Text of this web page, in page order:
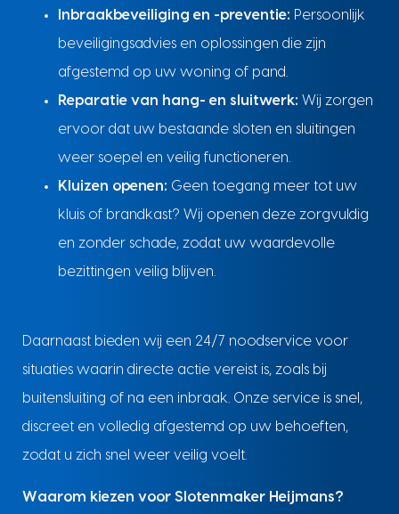
Inbraakbeveiliging en -preventie: Persoonlijk
beveiligingsadvies en oplossingen die zijn
afgestemd op uw woning of pand.
Reparatie van hang- en sluitwerk: Wij zorgen
ervoor dat uw bestaande sloten en sluitingen
weer soepel en veilig functioneren.
Kluizen openen: Geen toegang meer tot uw
kluis of brandkast? Wij openen deze zorgvuldig
en zonder schade, zodat uw waardevolle
bezittingen veilig blijven.
Daarnaast bieden wij een 24/7 noodservice voor
situaties waarin directe actie vereist is, zoals bij
buitensluiting of na een inbraak. Onze service is snel,
discreet en volledig afgestemd op uw behoeften,
zodat u zich snel weer veilig voelt.
Waarom kiezen voor Slotenmaker Heijmans?